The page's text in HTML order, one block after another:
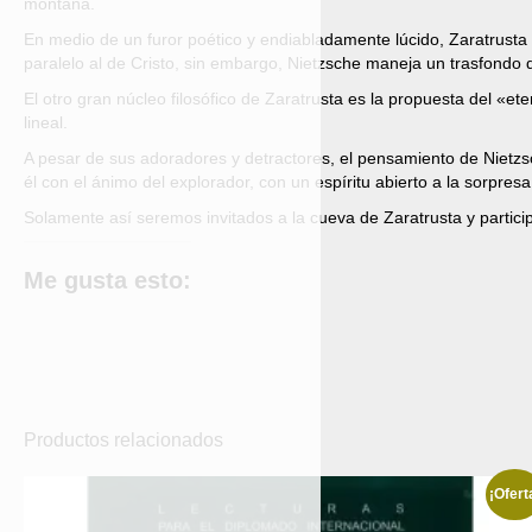
En medio de un furor poético y endiabladamente lúcido,
paralelo al de Cristo, sin embargo, Nietzsche maneja un trasfondo
El otro gran núcleo filosófico de Zaratrusta es la propuesta del
lineal.
A pesar de sus adoradores y detractores, el pensamiento de
él con el ánimo del explorador, con un espíritu abierto a la
Solamente así seremos invitados a la cueva de Zaratrusta y
Me gusta esto:
Productos relacionados